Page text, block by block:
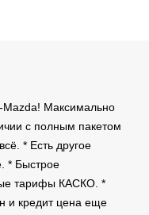
Максимально
с полным пакетом
* Есть другое
* Быстрое
тарифы КАСКО. *
и кредит цена еще